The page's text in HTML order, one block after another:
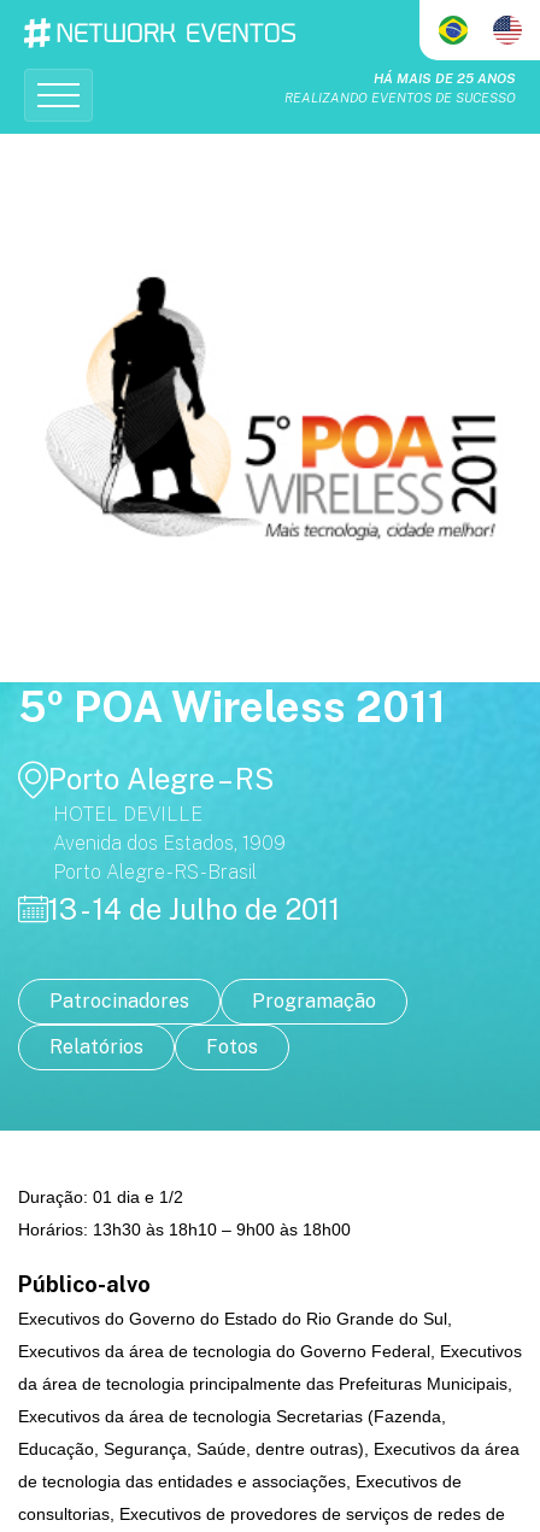
HÁ MAIS DE 25 ANOS
REALIZANDO EVENTOS DE SUCESSO
Realizações
Patrocinadores & Apoiadores
Seja um patrocinador Contato
5º POA Wireless 2011
Porto Alegre – RS
HOTEL DEVILLE
Avenida dos Estados, 1909
Porto Alegre - RS - Brasil
13 - 14 de Julho de 2011
Patrocinadores
Programação
Relatórios
Fotos
Duração: 01 dia e 1/2
Horários: 13h30 às 18h10 – 9h00 às 18h00
Público-alvo
Executivos do Governo do Estado do Rio Grande do Sul,
Executivos da área de tecnologia do Governo Federal, Executivos
da área de tecnologia principalmente das Prefeituras Municipais,
Executivos da área de tecnologia Secretarias (Fazenda,
Educação, Segurança, Saúde, dentre outras), Executivos da área
de tecnologia das entidades e associações, Executivos de
consultorias, Executivos de provedores de serviços de redes de